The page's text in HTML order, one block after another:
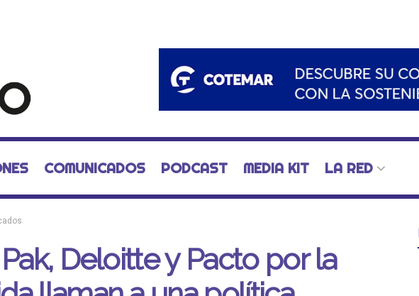
COMUNICADOS PODCAST MEDIA KIT LA RED
Deloitte y Pacto por la